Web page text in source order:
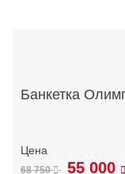
Банкетка
68 750 55 000